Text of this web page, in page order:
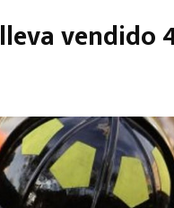
vendido